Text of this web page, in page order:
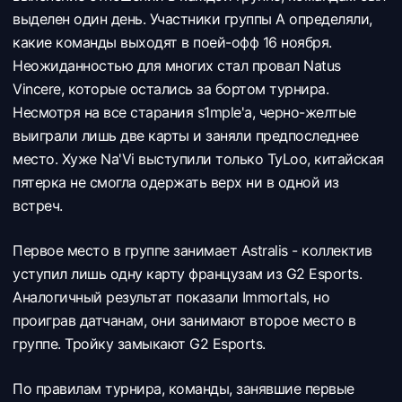
выделен один день. Участники группы А определяли,
какие команды выходят в поей-офф 16 ноября.
Неожиданностью для многих стал провал Natus
Vincere, которые остались за бортом турнира.
Несмотря на все старания s1mple'а, черно-желтые
выиграли лишь две карты и заняли предпоследнее
место. Хуже Na'Vi выступили только TyLoo, китайская
пятерка не смогла одержать верх ни в одной из
встреч.
Первое место в группе занимает Astralis - коллектив
уступил лишь одну карту французам из G2 Esports.
Аналогичный результат показали Immortals, но
проиграв датчанам, они занимают второе место в
группе. Тройку замыкают G2 Esports.
По правилам турнира, команды, занявшие первые